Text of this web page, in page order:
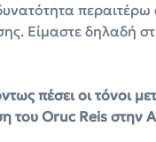
περαιτέρω
Είμαστε δηλαδή
πέσει οι τόνοι
του Oruc Reis στην